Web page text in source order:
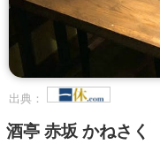
出典：
酒亭 赤坂 かねさく